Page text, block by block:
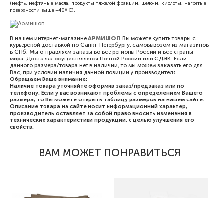
(нефть, нефтяные масла, продукты тяжелой фракции, щелочи, кислоты, нагретые
поверхности выше +40º С).
В нашем интернет-магазине АРМИШОП Вы можете купить товары с
курьерской доставкой по Санкт-Петербургу, самовывозом из магазинов
в СПб. Мы отправляем заказы во все регионы России и все страны
мира. Доставка осуществляется Почтой России или СДЭК. Если
данного размера/товара нет в наличии, то мы можем заказать его для
Вас, при условии наличия данной позиции у производителя.
Обращаем Ваше внимание:
Наличие товара уточняйте оформив заказ/предзаказ или по
телефону. Если у вас возникают проблемы с определением Вашего
размера, то Вы можете открыть таблицу размеров на нашем сайте.
Описание товара на сайте носит информационный характер,
производитель оставляет за собой право вносить изменения в
технические характеристики продукции, с целью улучшения его
свойств.
ВАМ МОЖЕТ ПОНРАВИТЬСЯ